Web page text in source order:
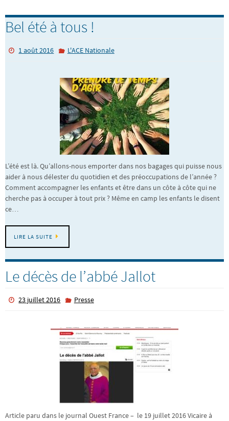
Bel été à tous !
1 août 2016 L'ACE Nationale
L’été est là. Qu’allons-nous emporter dans nos bagages qui puisse nous
aider à nous délester du quotidien et des préoccupations de l’année ?
Comment accompagner les enfants et être dans un côte à côte qui ne
cherche pas à occuper à tout prix ? Même en camp les enfants le disent
ce…
LIRE LA SUITE
Le décès de l’abbé Jallot
23 juillet 2016 Presse
Article paru dans le journal Ouest France – le 19 juillet 2016 Vicaire à